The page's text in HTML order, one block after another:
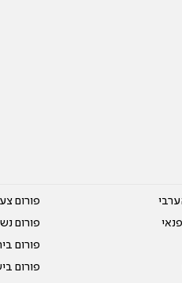
פורום
פורום
פורום
פורום